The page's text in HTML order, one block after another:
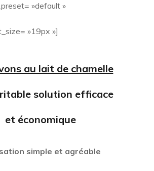
»default »
»19px »]
au lait de chamelle
solution efficace
et économique
simple et agréable